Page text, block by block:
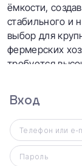
ёмкости,
стабильного и
выбор для
фермерских
требуется
Вход
Телефон или e-
Пароль